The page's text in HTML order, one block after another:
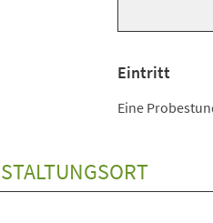
Eintritt
Eine